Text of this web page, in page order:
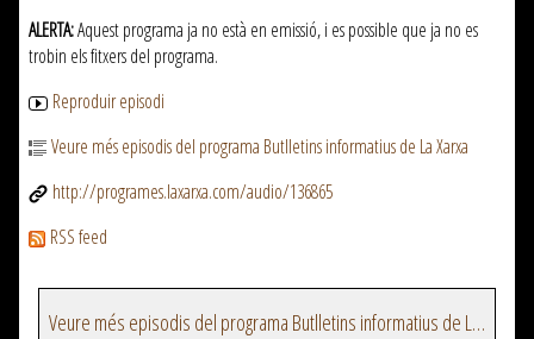
ALERTA:Aquest programa ja no està en emissió, i es possible que ja no es
trobin els fitxers del programa.
Reproduir episodi
Veure més episodis del programa Butlletins informatius de La Xarxa
http://programes.laxarxa.com/audio/136865
RSS feed
Veure més episodis del programa Butlletins informatius de La Xarxa